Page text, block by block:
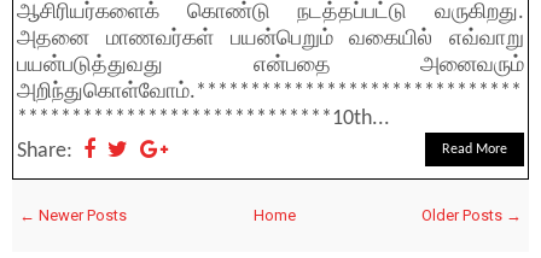
ஆசிரியர்களைக் கொண்டு நடத்தப்பட்டு வருகிறது.
அதனை மாணவர்கள் பயன்பெறும் வகையில் எவ்வாறு
பயன்படுத்துவது என்பதை அனைவரும்
அறிந்துகொள்வோம்.******************************
*****************************10th...
Share:
Read More
← Newer Posts Older Posts →
Home